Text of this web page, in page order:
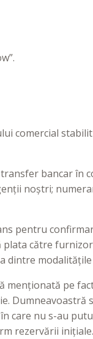
comercial
bancar în
noștri;
pentru
către
dintre
menționată pe
care nu s-au
rezervării